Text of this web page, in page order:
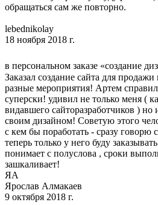
обращаться сам же повторно.
lebednikolay
18 ноября 2018 г.
в персональном заказе «создание
Заказал создание сайта для
разные мероприятия! Артем
суперски! удивил не только меня (
видавшего сайторазработчиков )
своим дизайном! Советую этого
с кем бы поработать - сразу
теперь только у него буду
понимает с полуслова , сроки
зашкаливает!
ЯА
Ярослав Алмакаев
9 октября 2018 г.